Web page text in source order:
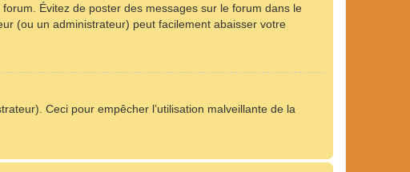
Évitez de poster des messages sur le forum dans le
(ou un administrateur) peut facilement abaisser votre
Ceci pour empêcher l’utilisation malveillante de la